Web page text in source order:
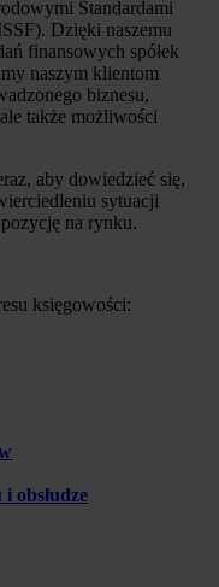
Standardami
Dzięki naszemu
finansowych spółek
naszym klientom
biznesu,
także możliwości
aby dowiedzieć się,
sytuacji
na rynku.
księgowości:
obsłudze